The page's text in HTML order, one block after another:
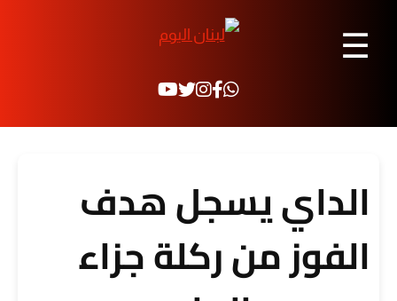
☰
الداي يسجل هدف
الفوز من ركلة جزاء